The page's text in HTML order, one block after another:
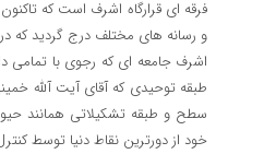
فرقه ای قرارگاه اشرف است که
و رسانه های مختلف درج گردید که
اشرف جامعه ای که رجوی با تمامی
طبقه توحیدی که آقای آیت آلله
سطح و طبقه تشکیلاتی همانند
خود از دورترین نقاط دنیا توسط